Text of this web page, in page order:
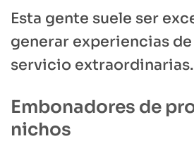
Esta gente suele ser
generar experiencias
servicio extraordinarias.
Embonadores de
nichos